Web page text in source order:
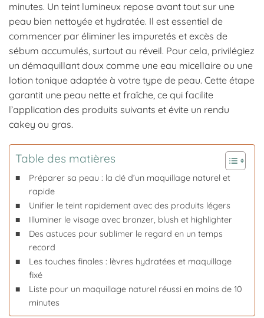
minutes. Un teint lumineux repose avant tout sur une
peau bien nettoyée et hydratée. Il est essentiel de
commencer par éliminer les impuretés et excès de
sébum accumulés, surtout au réveil. Pour cela, privilégiez
un démaquillant doux comme une eau micellaire ou une
lotion tonique adaptée à votre type de peau. Cette étape
garantit une peau nette et fraîche, ce qui facilite
l’application des produits suivants et évite un rendu
cakey ou gras.
Table des matières
Préparer sa peau : la clé d’un maquillage naturel et
rapide
Unifier le teint rapidement avec des produits légers
Illuminer le visage avec bronzer, blush et highlighter
Des astuces pour sublimer le regard en un temps
record
Les touches finales : lèvres hydratées et maquillage
fixé
Liste pour un maquillage naturel réussi en moins de 10
minutes